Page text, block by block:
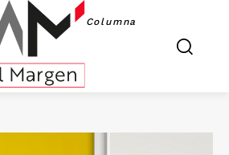
Columna